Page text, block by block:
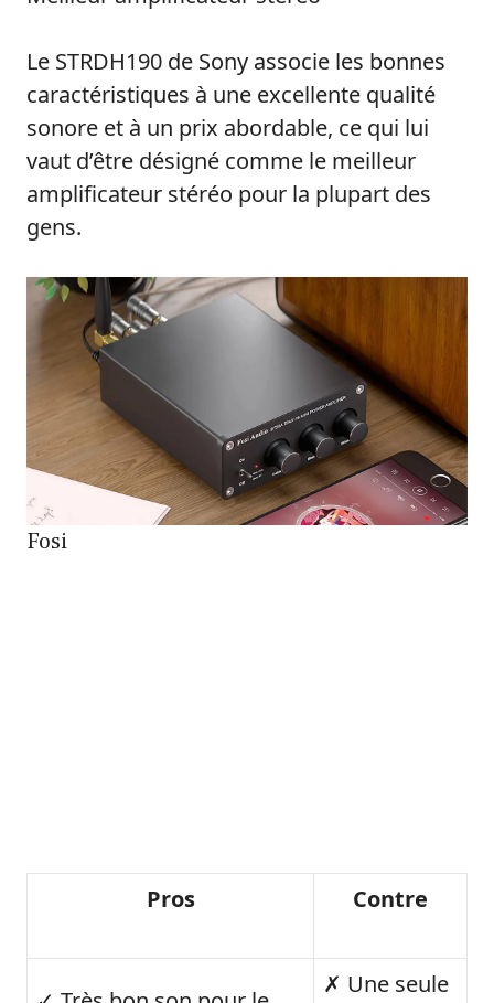
Le STRDH190 de Sony associe les bonnes
caractéristiques à une excellente qualité
sonore et à un prix abordable, ce qui lui
vaut d’être désigné comme le meilleur
amplificateur stéréo pour la plupart des
gens.
Fosi
Pros Contre
✗ Une seule